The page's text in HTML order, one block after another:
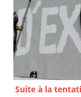
Suite à la